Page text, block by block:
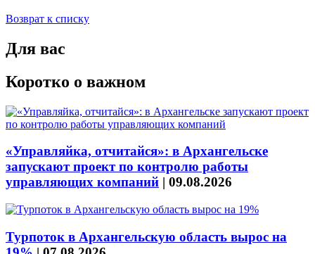
Возврат к списку
Для вас
Коротко о важном
«Управляйка, отчитайся»: в Архангельске
запускают проект по контролю работы
управляющих компаний | 09.08.2026
Турпоток в Архангельскую область вырос на